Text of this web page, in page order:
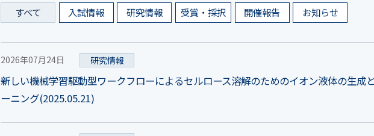
すべて 入試情報 研究情報 受賞・採択 開催報告 お知らせ
2026年07月24日 研究情報
新しい機械学習駆動型ワークフローによるセルロース溶解のためのイオン液体の生成
ーニング(2025.05.21)